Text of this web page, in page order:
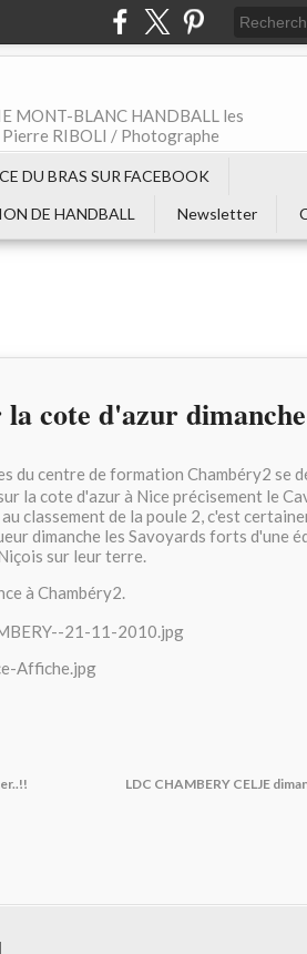
MONT-BLANC HANDBALL les
RIBOLI / Photographe
DU BRAS SUR FACEBOOK
DE HANDBALL Newsletter
cote d'azur
du centre de formation Chambéry2 se
la cote d'azur à Nice précisement le
classement de la poule 2, c'est
dimanche les Savoyards forts d'une
sur leur terre.
à Chambéry2.
LDC CHAMBERY CELJE